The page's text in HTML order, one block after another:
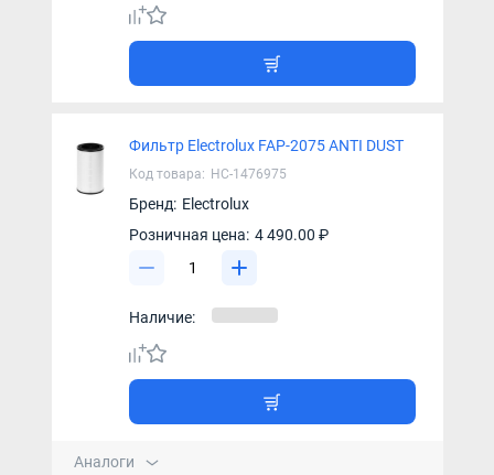
Фильтр Electrolux FAP-2075 ANTI DUST
Код товара: НС-1476975
Бренд: Electrolux
Розничная цена: 4 490.00 ₽
Наличие:
Аналоги